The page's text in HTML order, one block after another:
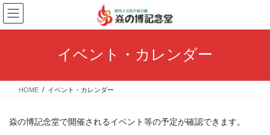
コ
ン
テ
ス
ナ
ビ
ゲ
ン
イベント・カレンダー
HOME イベント・カレンダー
焱の博記念堂で開催されるイベント等の予定が確認できます。